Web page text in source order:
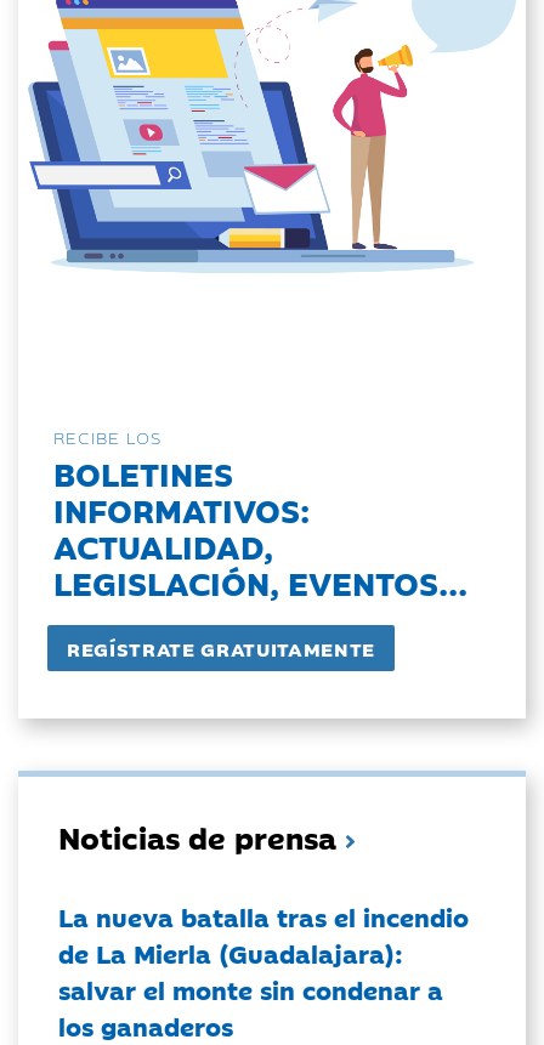
RECIBE LOS
BOLETINES
INFORMATIVOS:
ACTUALIDAD,
LEGISLACIÓN, EVENTOS...
Noticias de prensa
La nueva batalla tras el incendio
de La Mierla (Guadalajara):
salvar el monte sin condenar a
los ganaderos